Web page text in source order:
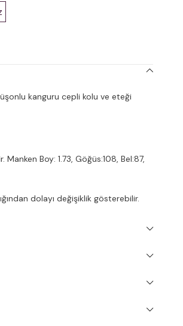
kanguru cepli kolu ve eteği
Boy: 1.73, Göğüs:108, Bel:87,
dolayı değişiklik gösterebilir.